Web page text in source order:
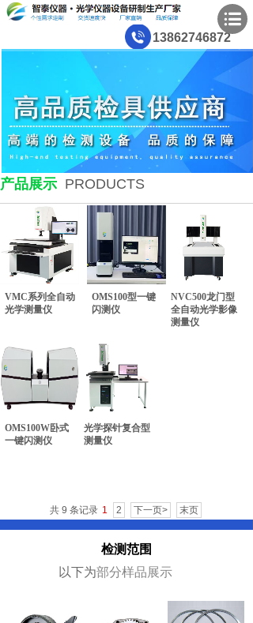
13862746872
产品展示 PRODUCTS
VMC系列全自动
光学测量仪
OMS100型一键
闪测仪
NVC500龙门型
全自动光学影像
测量仪
OMS100W卧式
一键闪测仪
光学探针复合型
测量仪
共 9 条记录 1 2 下一页> 末页
桥式三坐标测量机 测针配件 测量专用治具 VMS系
以下为部分样品展示
检测范围